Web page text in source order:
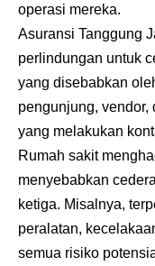
operasi mereka.
Asuransi Tanggung
perlindungan untuk
yang disebabkan
pengunjung, vendor,
yang melakukan
Rumah sakit
menyebabkan
ketiga. Misalnya,
peralatan,
semua risiko